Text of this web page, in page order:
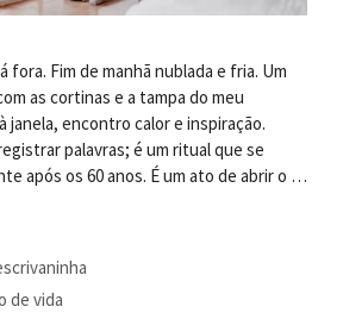
fora. Fim de manhã nublada e fria. Um
as cortinas e a tampa do meu
janela, encontro calor e inspiração.
palavras; é um ritual que se
após os 60 anos. É um ato de abrir o …
de vida